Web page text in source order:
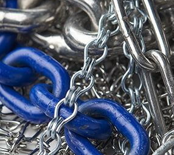
HW KV ek kilit
HW RSK polyester sapan ek
HW VHG kısaltma kancası
HW VHO gözlü kısaltma
HW VKH kısaltma kancası
HW VKF kısaltma kancası
HW VK kısaltma kancası
HW EKF kısaltma kancası
HW EKH kısaltma kancası
HW DVKF kısaltma kancası